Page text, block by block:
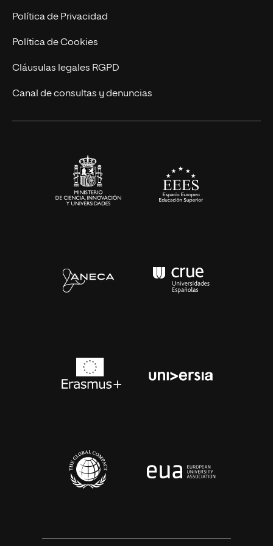
Postgrados
Cursos Universitarios
Trabaja en UNIR
Actualidad
UNIR Revista
Eventos
Política de Privacidad
Política de Cookies
Cláusulas legales RGPD
Canal de consultas y denuncias